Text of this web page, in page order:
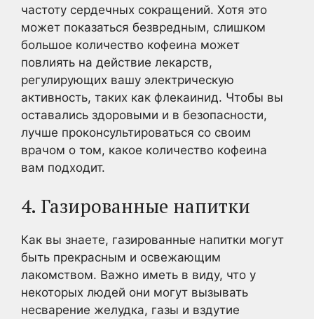
частоту сердечных сокращений. Хотя это
может показаться безвредным, слишком
большое количество кофеина может
повлиять на действие лекарств,
регулирующих вашу электрическую
активность, таких как флекаинид. Чтобы вы
оставались здоровыми и в безопасности,
лучше проконсультироваться со своим
врачом о том, какое количество кофеина
вам подходит.
4. Газированные напитки
Как вы знаете, газированные напитки могут
быть прекрасным и освежающим
лакомством. Важно иметь в виду, что у
некоторых людей они могут вызывать
несварение желудка, газы и вздутие